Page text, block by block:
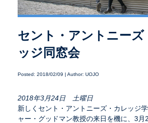
セント・アントニーズ
ッジ同窓会
Posted: 2018/02/09 | Author: UOJO
2018年3月24日 土曜日
新しくセント・アントニーズ・カレッジ
ャー・グッドマン教授の来日を機に、3月